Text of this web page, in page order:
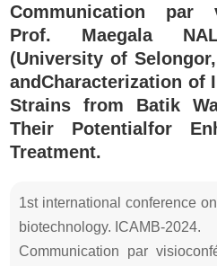
Communication par
Prof. Maegala
(University of
andCharacterization of
Strains from Batik
Their Potentialfor
Treatment.
1st international conference
biotechnology. ICAMB-2024.
Communication par